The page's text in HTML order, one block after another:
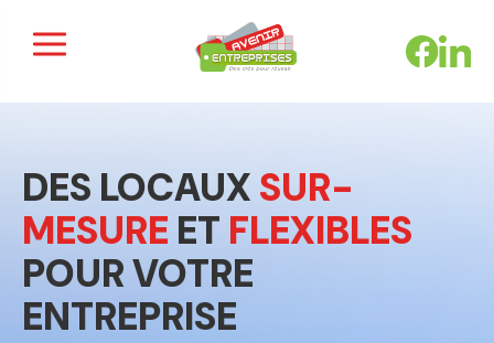
DES LOCAUX SUR-
MESURE ET FLEXIBLES
POUR VOTRE
ENTREPRISE